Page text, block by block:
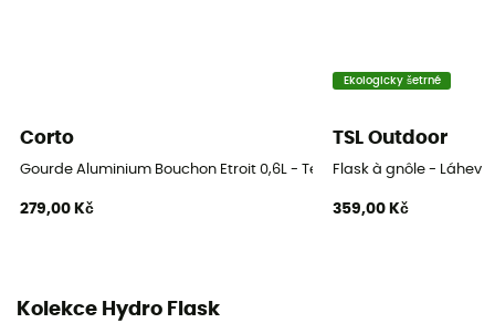
Corto
Gourde Aluminium Bouchon Etroit 0,6L - Termoska
279,00 Kč
Ekologicky šetrné
TSL Outdoor
Flask à gnôle - Láhev
359,00 Kč
Kolekce Hydro Flask